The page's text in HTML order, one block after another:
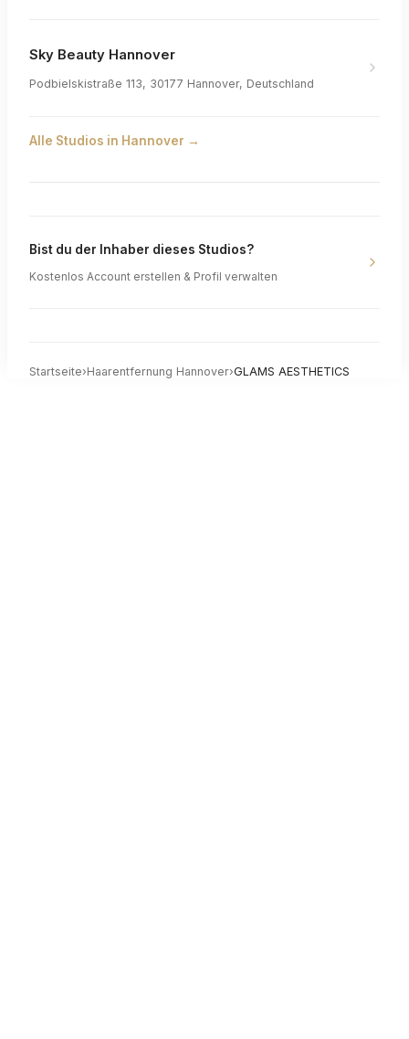
Sky Beauty Hannover
Podbielskistraße 113, 30177 Hannover, Deutschland
Alle Studios in Hannover →
Bist du der Inhaber dieses Studios?
Kostenlos Account erstellen & Profil verwalten
Startseite›Haarentfernung Hannover›GLAMS AESTHETICS